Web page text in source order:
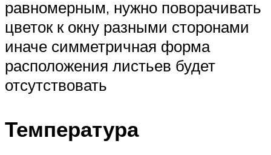
равномерным, нужно поворачивать
цветок к окну разными сторонами
иначе симметричная форма
расположения листьев будет
отсутствовать
Температура